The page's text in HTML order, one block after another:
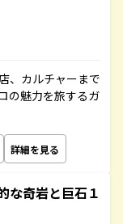
、カルチャーまで
の魅力を旅するガ
詳細を見る
奇岩と巨石１